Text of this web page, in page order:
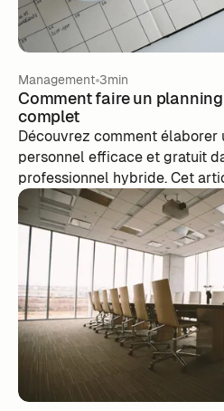
Management 3min
Comment faire un
complet
Découvrez comment élaborer
personnel efficace et gratuit
professionnel hybride. Cet
l'importance d'une analyse
individuels et collectifs de
une communication
flexible, réalisez une
votre organisation en toute